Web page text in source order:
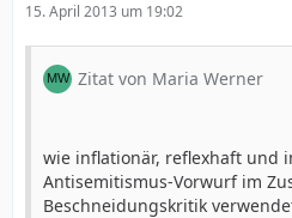
15. April 2013 um 19:02
Zitat von Maria Werner
wie inflationär, reflexhaft und
Antisemitismus-Vorwurf im
Beschneidungskritik